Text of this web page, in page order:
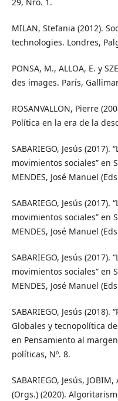
MILAN, Stefania (2012).
technologies. Londres,
PONSA, M., ALLOA, E. y
des images. París,
ROSANVALLON, Pierre
Política en la era de la
SABARIEGO, Jesús
movimientos sociales” en
MENDES, José Manuel
SABARIEGO, Jesús
movimientos sociales” en
MENDES, José Manuel
SABARIEGO, Jesús
movimientos sociales” en
MENDES, José Manuel
SABARIEGO, Jesús
Globales y tecnopolítica
en Pensamiento al
políticas, Nº. 8.
SABARIEGO, Jesús,
(Orgs.) (2020).